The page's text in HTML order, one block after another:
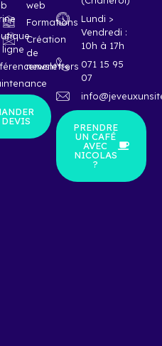
ligne
web
Formations
Création
de
newsletters
Lundi >
Vendredi :
10h à 17h
071 15 95
07
PRENDRE
UN CAFÉ
AVEC
NICOLAS
?